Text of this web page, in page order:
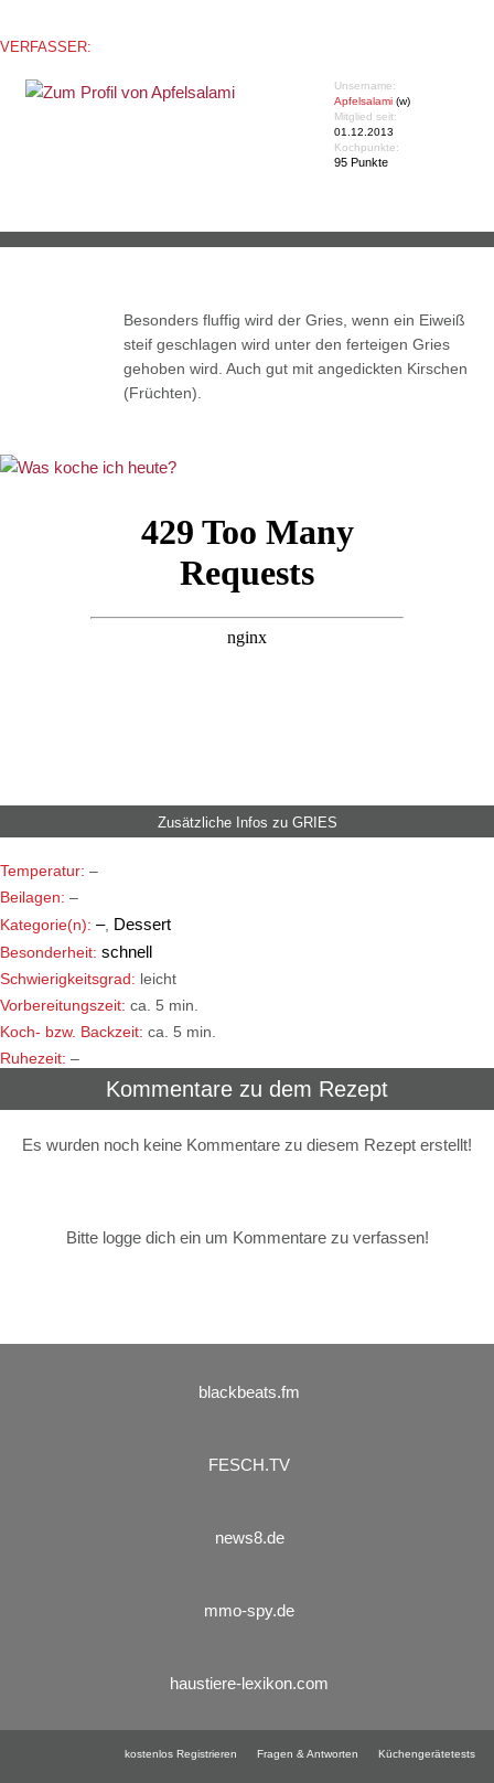
VERFASSER:
Unsername:
Apfelsalami (w)
Mitglied seit:
01.12.2013
Kochpunkte:
95 Punkte
Besonders fluffig wird der Gries, wenn ein Eiweiß
steif geschlagen wird unter den ferteigen Gries
gehoben wird. Auch gut mit angedickten Kirschen
(Früchten).
Zusätzliche Infos zu GRIES
Temperatur: –
Beilagen: –
Kategorie(n): –, Dessert
Besonderheit: schnell
Schwierigkeitsgrad: leicht
Vorbereitungszeit: ca. 5 min.
Koch- bzw. Backzeit: ca. 5 min.
Ruhezeit: –
Kommentare zu dem Rezept
Es wurden noch keine Kommentare zu diesem Rezept erstellt!
Bitte logge dich ein um Kommentare zu verfassen!
blackbeats.fm
FESCH.TV
news8.de
mmo-spy.de
haustiere-lexikon.com
kostenlos Registrieren Fragen & Antworten Küchengerätetests